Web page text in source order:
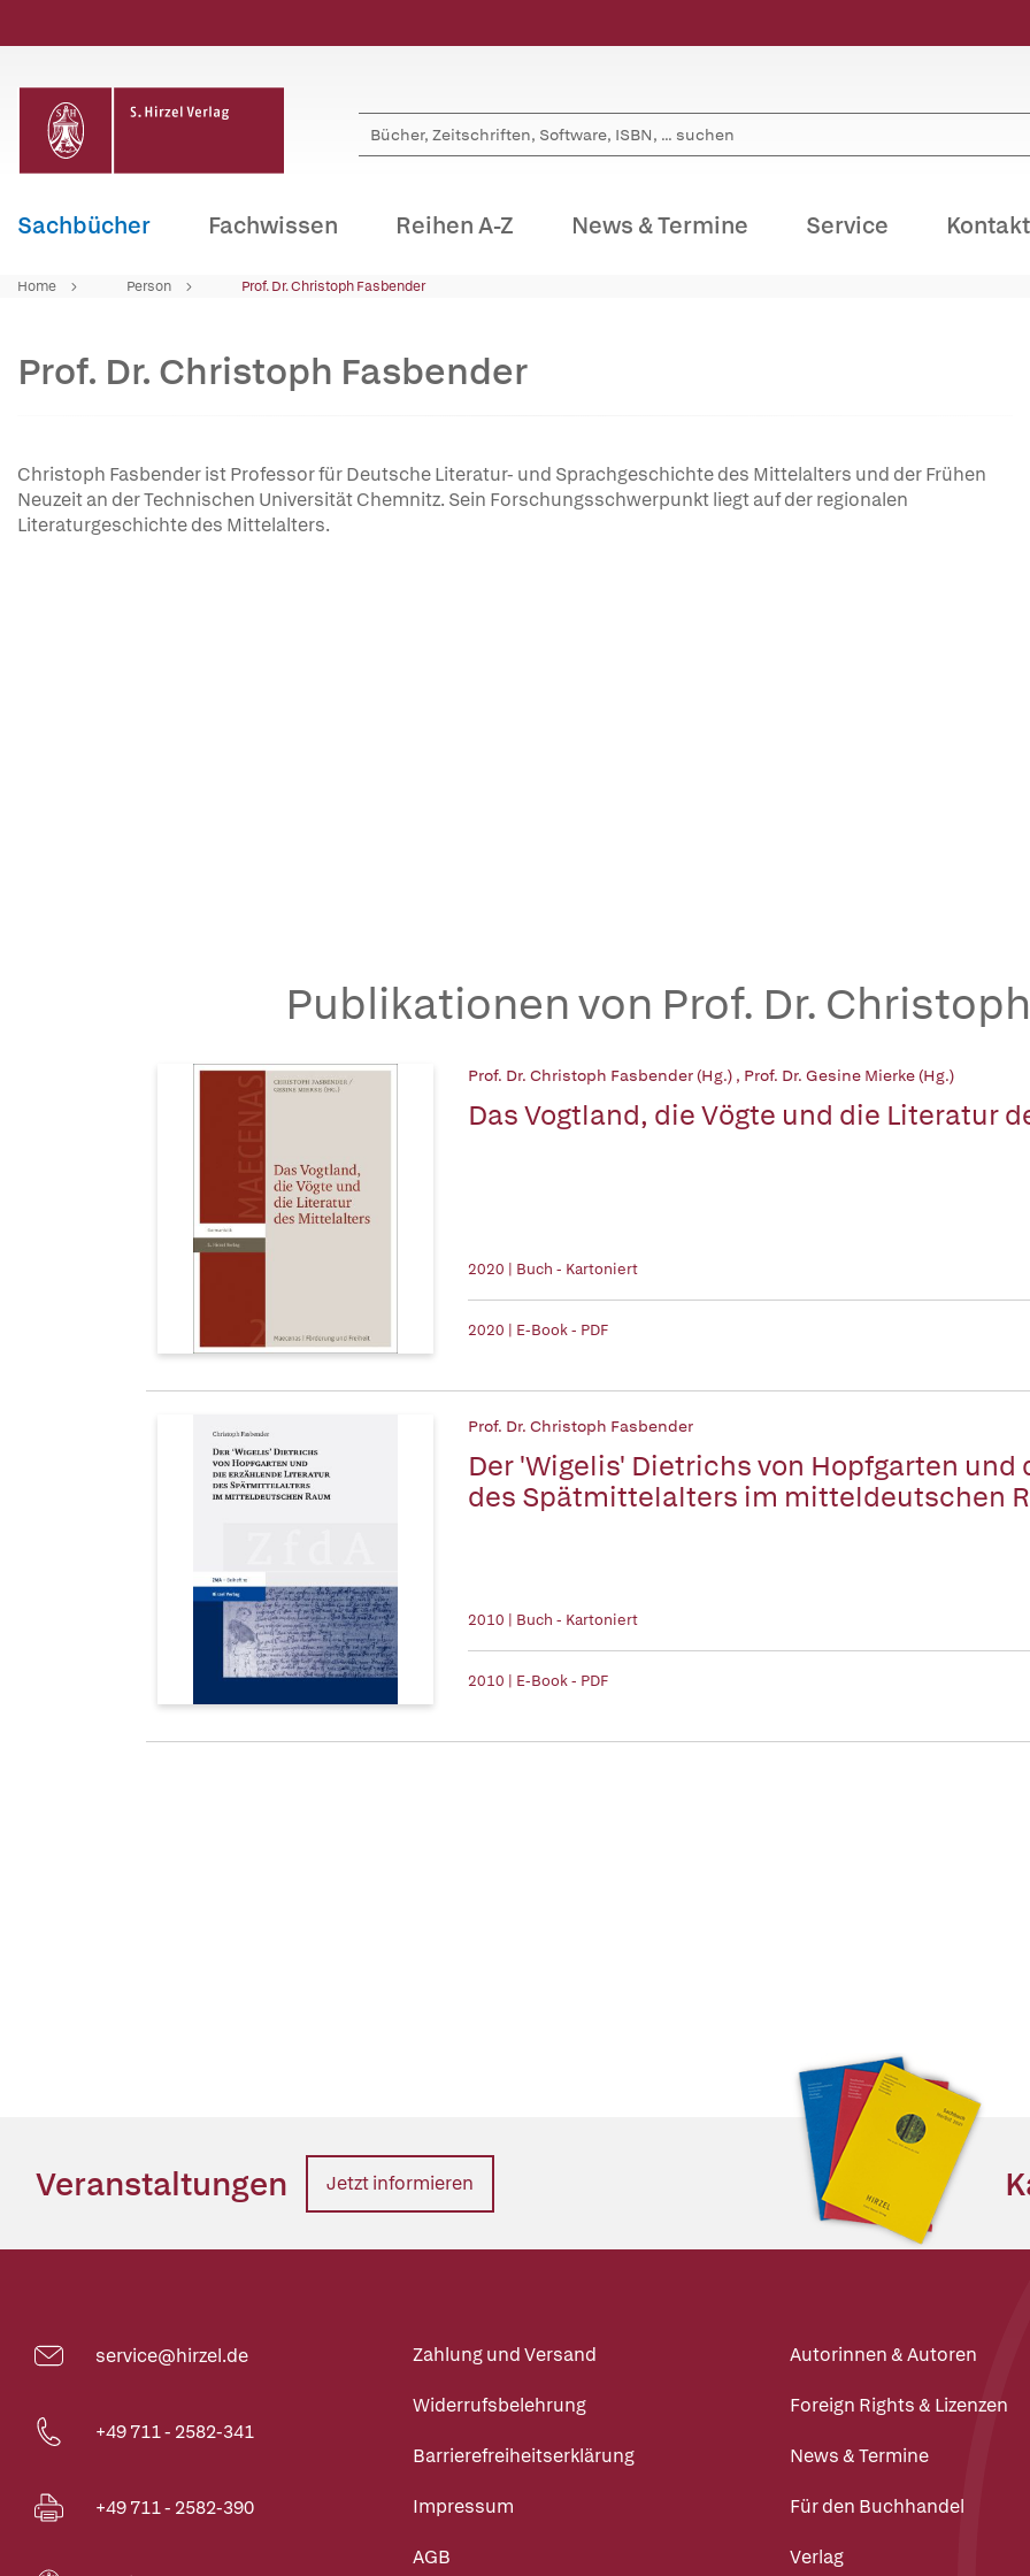
Sachbücher Fachwissen Reihen A-Z News & Termine Service Kontakt
Home Person Prof. Dr. Christoph Fasbender
Prof. Dr. Christoph Fasbender
Christoph Fasbender ist Professor für Deutsche Literatur- und Sprachgeschichte des Mittelalters und der Frühen
Neuzeit an der Technischen Universität Chemnitz. Sein Forschungsschwerpunkt liegt auf der regionalen
Literaturgeschichte des Mittelalters.
Publikationen von Prof. Dr.
Prof. Dr. Christoph Fasbender (Hg.) , Prof. Dr. Gesine Mierke (Hg.)
Das Vogtland, die Vögte und die Literatur
2020 | Buch - Kartoniert
2020 | E-Book - PDF
Prof. Dr. Christoph Fasbender
Der 'Wigelis' Dietrichs von Hopfgarten
des Spätmittelalters im mitteldeutschen
2010 | Buch - Kartoniert
2010 | E-Book - PDF
Veranstaltungen Jetzt informieren
service@hirzel.de
+49 711 - 2582-341
+49 711 - 2582-390
Zahlung und Versand
Widerrufsbelehrung
Barrierefreiheitserklärung
Impressum
AGB
Autorinnen & Autoren
Foreign Rights & Lizenzen
News & Termine
Für den Buchhandel
Verlag